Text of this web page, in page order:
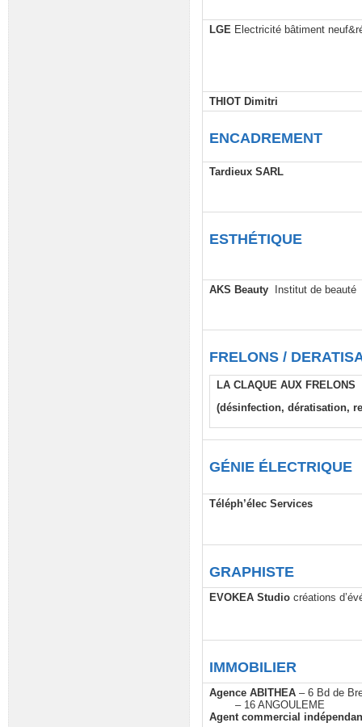
LGE Electricité bâtiment
THIOT Dimitri
ENCADREMENT
Tardieux SARL
ESTHÉTIQUE
AKS Beauty Institut de beauté
FRELONS /
LA CLAQUE AUX FRELONS
(désinfection, dératisation,
GÉNIE ÉLECTRIQUE
Téléph’élec Services
GRAPHISTE
EVOKEA Studio créations
IMMOBILIER
Agence ABITHEA – 6 Bd de
– 16 ANGOULEME
Agent commercial